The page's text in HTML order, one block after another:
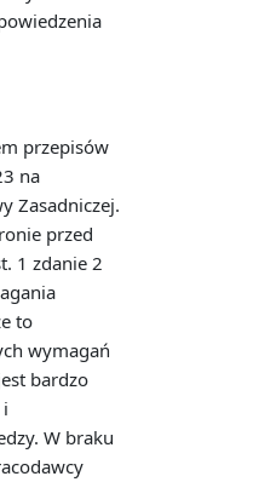
przepisów
na
Zasadniczej.
przed
1 zdanie 2
to
wymagań
bardzo
i
W braku